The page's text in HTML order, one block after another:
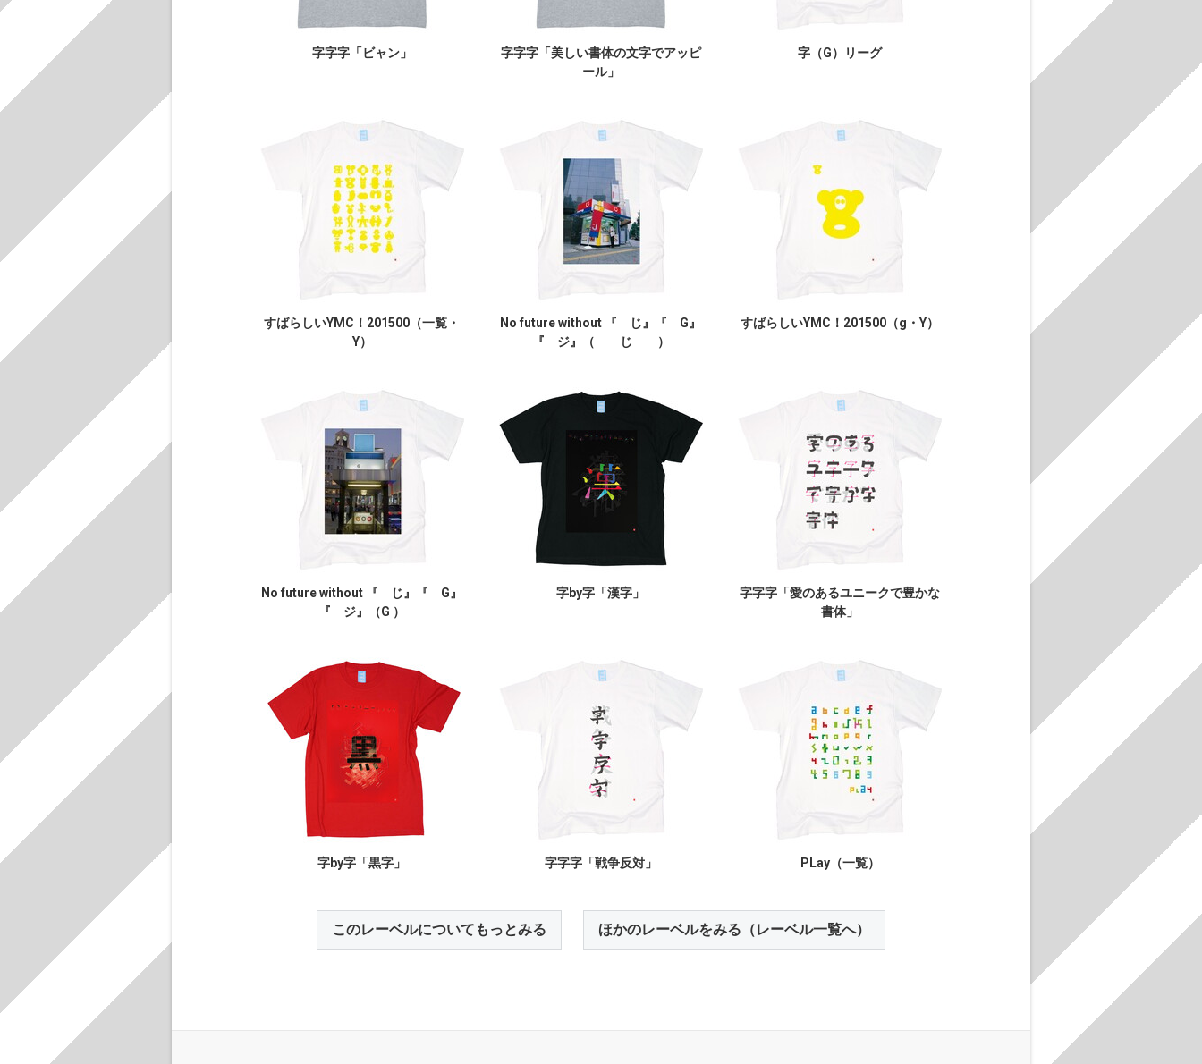
字字字「ビャン」
字字字「美しい書体の文字でアッピ
ール」
字（G）リーグ
すばらしいYMC！201500（一覧・
Y）
No future without 『 じ』『 G』
『 ジ』（ じ ）
すばらしいYMC！201500（g・Y）
No future without 『 じ』『 G』
『 ジ』（G ）
字by字「漢字」
字字字「愛のあるユニークで豊かな
書体」
字by字「黒字」 字字字「戦争反対」 PLay（一覧）
このレーベルについてもっとみる ほかのレーベルをみる（レーベル一覧へ）